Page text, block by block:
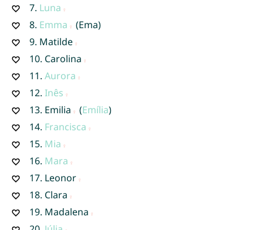
7. Luna
8. Emma
(Ema)
9. Matilde
10. Carolina
11. Aurora
12. Inês
13. Emilia (Emília)
14. Francisca
15. Mia
16. Mara
17. Leonor
18. Clara
19. Madalena